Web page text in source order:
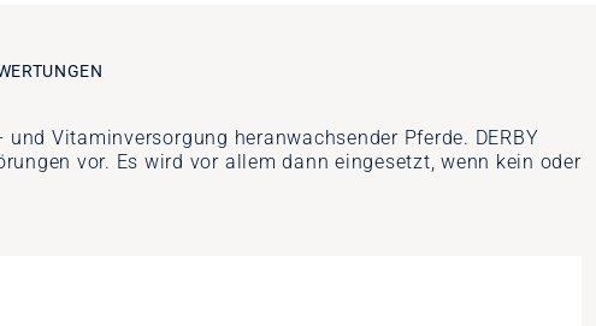
Vitaminversorgung heranwachsender Pferde. DERBY
vor. Es wird vor allem dann eingesetzt, wenn kein oder